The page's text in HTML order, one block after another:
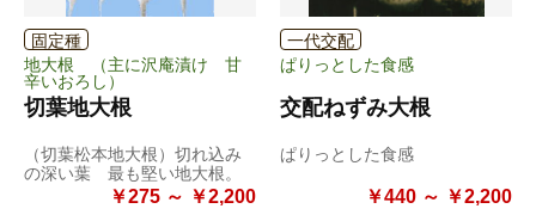
固定種
地大根 （主に沢庵漬け 甘
辛いおろし）
切葉地大根
（切葉松本地大根）切れ込み
の深い葉 最も堅い地大根。
￥275 ～ ￥2,200
一代交配
ぱりっとした食感
交配ねずみ大根
ぱりっとした食感
￥440 ～ ￥2,200